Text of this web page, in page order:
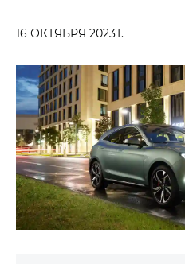
16 ОКТЯБРЯ 2023 Г.